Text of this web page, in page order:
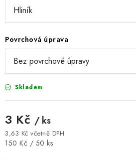
TEXTILNÍ LANA
ZÁVĚSNÉ ŘETĚZY PRO KVĚTINÁČE
Úvod O nás Spolupráce Novinky
Povrchová úprava
Skladem
3 Kč / ks
3,63 Kč včetně DPH
Měrná cena:
150 Kč / 50 ks